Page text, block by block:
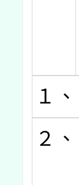
１、
２、